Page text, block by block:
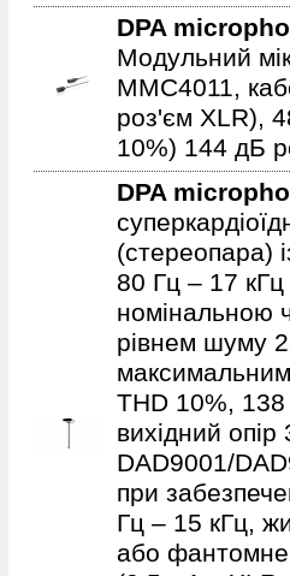
DPA
Модульний
MMC4011,
роз'єм XLR),
10%) 144 дБ
DPA
(стереопара)
80 Гц – 17 кГц
номінальною
рівнем шуму
THD 10%,
вихідний
DAD9001/
при
Гц – 15 кГц,
або